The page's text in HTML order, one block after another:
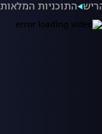
התוכניות המלאות